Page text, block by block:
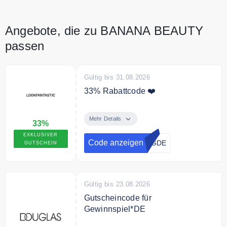
Angebote, die zu BANANA BEAUTY
passen
33%
EXKLUSIVER
GUTSCHEIN
Gültig bis 31.08.2026
33% Rabattcode ❤️
Rabatt auf die UVP + zusätzlich
5% auf reduzierte Produkte bei
lookfantastic.de
Mehr Details
Code anzeigen NGDE
Gültig bis 23.08.2026
Gutscheincode für
Gewinnspiel*DE